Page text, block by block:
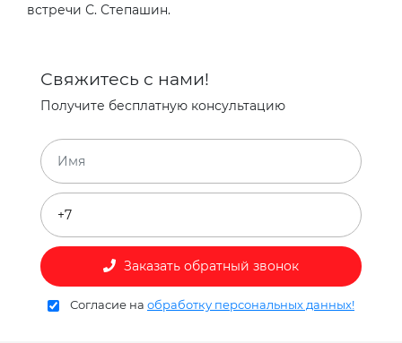
встречи С. Степашин.
Свяжитесь с нами!
Получите бесплатную консультацию
Заказать обратный звонок
Согласие на обработку персональных данных!